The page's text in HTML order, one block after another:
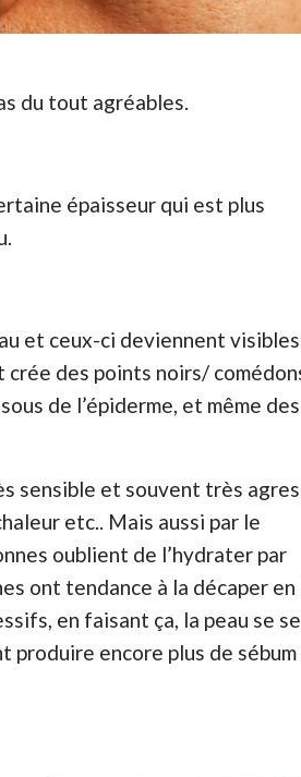
du tout agréables.
épaisseur qui est plus
et ceux-ci deviennent
des points noirs/
de l’épiderme, et même des
sensible et souvent très
etc.. Mais aussi par le
oublient de l’hydrater par
ont tendance à la décaper en
en faisant ça, la peau se
produire encore plus de